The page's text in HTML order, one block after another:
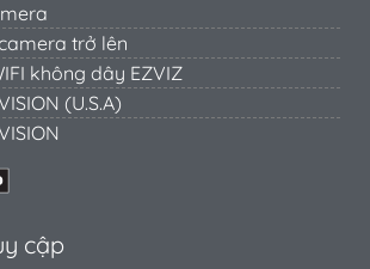
trở lên
không dây EZVIZ
(U.S.A)
cập